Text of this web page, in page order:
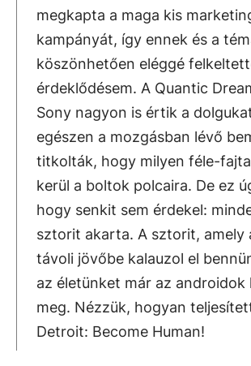
megkapta a maga kis
kampányát, így ennek és a
köszönhetően eléggé
érdeklődésem. A Quantic
Sony nagyon is értik a
egészen a mozgásban lévő
titkolták, hogy milyen féle-
kerül a boltok polcaira. De ez
hogy senkit sem érdekel:
sztorit akarta. A sztorit, amely
távoli jövőbe kalauzol el
az életünket már az androidok
meg. Nézzük, hogyan
Detroit: Become Human!